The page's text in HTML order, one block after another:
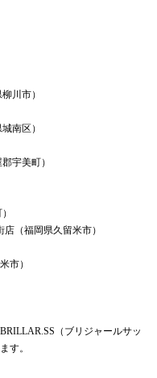
川市）
南区）
宇美町）
（福岡県久留米市）
市）
（ブリジャールサッ
す。